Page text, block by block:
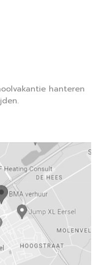
hanteren